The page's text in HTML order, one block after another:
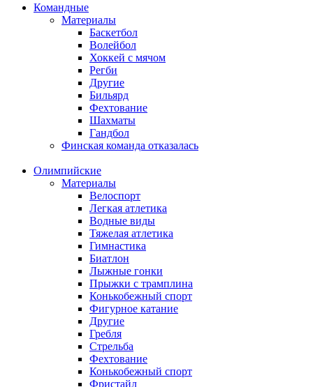
Командные
Материалы
Баскетбол
Волейбол
Хоккей с мячом
Регби
Другие
Бильярд
Фехтование
Шахматы
Гандбол
Финская команда отказалась
Олимпийские
Материалы
Велоспорт
Легкая атлетика
Водные виды
Тяжелая атлетика
Гимнастика
Биатлон
Лыжные гонки
Прыжки с трамплина
Конькобежный спорт
Фигурное катание
Другие
Гребля
Стрельба
Фехтование
Конькобежный спорт
Фристайл